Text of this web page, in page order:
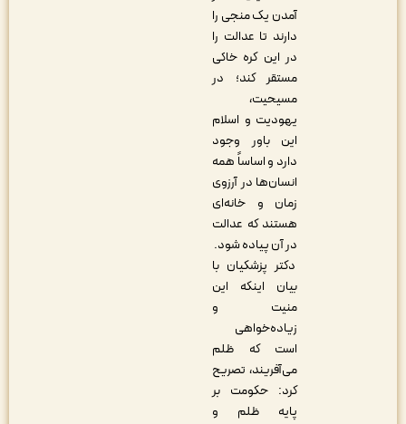
آمدن یک منجی را
دارند تا عدالت را
در این کره خاکی
مستقر کند؛ در
مسیحیت،
یهودیت و اسلام
این باور وجود
دارد و اساساً همه
انسان‌ها در آرزوی
زمان و خانه‌ای
هستند که عدالت
در آن پیاده شود.
دکتر پزشکیان با
بیان اینکه این
منیت و
زیاده‌خواهی
است که ظلم
می‌آفریند، تصریح
کرد: حکومت بر
پایه ظلم و